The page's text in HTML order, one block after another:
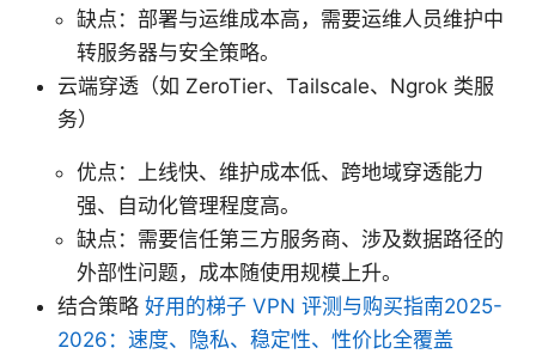
缺点：部署与运维成本高，需要运维人员维护中
转服务器与安全策略。
云端穿透（如 ZeroTier、Tailscale、Ngrok 类服
务）
优点：上线快、维护成本低、跨地域穿透能力
强、自动化管理程度高。
缺点：需要信任第三方服务商、涉及数据路径的
外部性问题，成本随使用规模上升。
结合策略 好用的梯子 VPN 评测与购买指南2025-
2026：速度、隐私、稳定性、性价比全覆盖